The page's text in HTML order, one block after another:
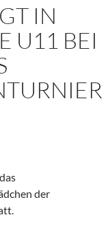
IN
U11 BEI
der